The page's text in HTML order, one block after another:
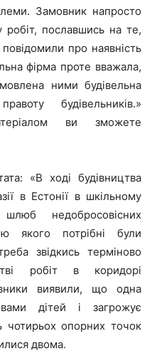
Замовник напросто
робіт, пославшись на те,
про наявність
фірма проте вважала,
ними будівельна
будівельників.»
ви зможете
«В ході будівництва
в Естонії в шкільному
недобросовісних
якого потрібні були
звідкись терміново
робіт в коридорі
виявили, що одна
дітей і загрожує
чотирьох опорних точок
двома.